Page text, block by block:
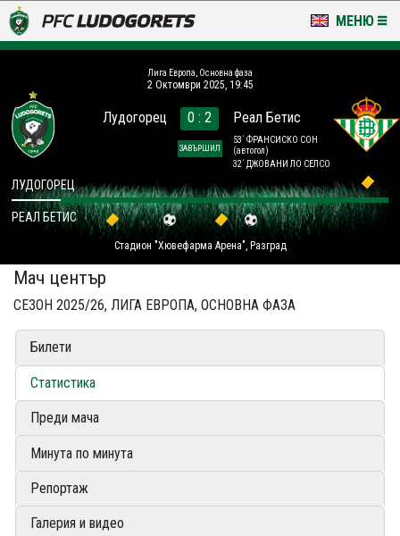
МЕНЮ
LUDOGORETS TV
НА ТЕРЕНА
СТАДИОН & БАЗИ
КЛУБ
ЗА ФЕНОВЕ
Лига Европа, Основна фаза
2 Октомври 2025, 19:45
Лудогорец 0 : 2
ЗАВЪРШИЛ
Реал Бетис
53´ ФРАНСИСКО СОН
(автогол)
32´ ДЖОВАНИ ЛО СЕЛСО
Стадион "Хювефарма Арена", Разград
ЛУДОГОРЕЦ
РЕАЛ БЕТИС
Мач център
СЕЗОН 2025/26, ЛИГА ЕВРОПА, ОСНОВНА ФАЗА
Билети
Статистика
Преди мача
Минута по минута
Репортаж
Галерия и видео